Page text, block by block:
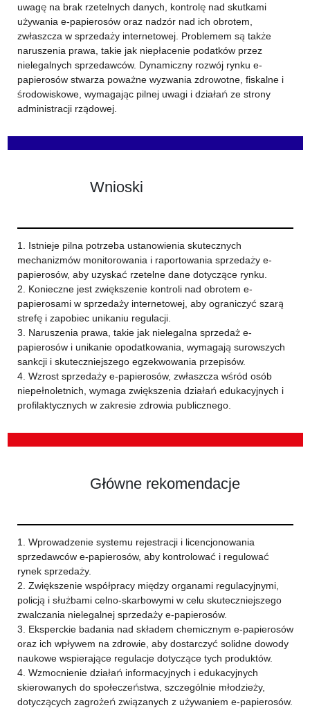
uwagę na brak rzetelnych danych, kontrolę nad skutkami
używania e-papierosów oraz nadzór nad ich obrotem,
zwłaszcza w sprzedaży internetowej. Problemem są także
naruszenia prawa, takie jak niepłacenie podatków przez
nielegalnych sprzedawców. Dynamiczny rozwój rynku e-
papierosów stwarza poważne wyzwania zdrowotne, fiskalne i
środowiskowe, wymagając pilnej uwagi i działań ze strony
administracji rządowej.
Wnioski
1. Istnieje pilna potrzeba ustanowienia skutecznych
mechanizmów monitorowania i raportowania sprzedaży e-
papierosów, aby uzyskać rzetelne dane dotyczące rynku.
2. Konieczne jest zwiększenie kontroli nad obrotem e-
papierosami w sprzedaży internetowej, aby ograniczyć szarą
strefę i zapobiec unikaniu regulacji.
3. Naruszenia prawa, takie jak nielegalna sprzedaż e-
papierosów i unikanie opodatkowania, wymagają surowszych
sankcji i skuteczniejszego egzekwowania przepisów.
4. Wzrost sprzedaży e-papierosów, zwłaszcza wśród osób
niepełnoletnich, wymaga zwiększenia działań edukacyjnych i
profilaktycznych w zakresie zdrowia publicznego.
Główne rekomendacje
1. Wprowadzenie systemu rejestracji i licencjonowania
sprzedawców e-papierosów, aby kontrolować i regulować
rynek sprzedaży.
2. Zwiększenie współpracy między organami regulacyjnymi,
policją i służbami celno-skarbowymi w celu skuteczniejszego
zwalczania nielegalnej sprzedaży e-papierosów.
3. Eksperckie badania nad składem chemicznym e-papierosów
oraz ich wpływem na zdrowie, aby dostarczyć solidne dowody
naukowe wspierające regulacje dotyczące tych produktów.
4. Wzmocnienie działań informacyjnych i edukacyjnych
skierowanych do społeczeństwa, szczególnie młodzieży,
dotyczących zagrożeń związanych z używaniem e-papierosów.